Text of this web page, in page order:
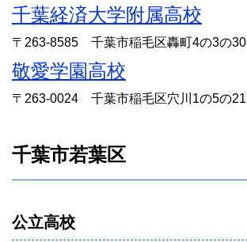
千葉経済大学附属高校
〒263-8585 千葉市稲毛区轟町4の3の30
敬愛学園高校
〒263-0024 千葉市稲毛区穴川1の5の21
千葉市若葉区
公立高校